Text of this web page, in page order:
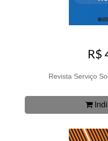
R$
Revista Serviço